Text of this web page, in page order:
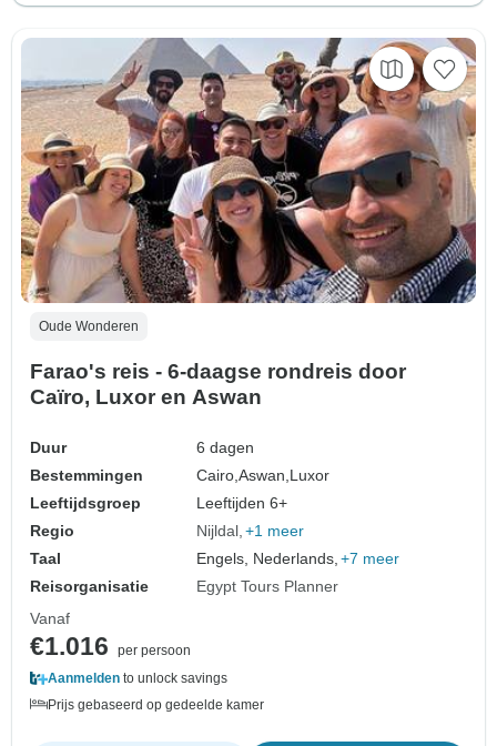
Oude Wonderen
Farao's reis - 6-daagse rondreis door
Caïro, Luxor en Aswan
Duur
6 dagen
Bestemmingen
Cairo,Aswan,Luxor
Leeftijdsgroep
Leeftijden 6+
Regio
Nijldal +1 meer
Taal
Engels, Nederlands, +7 meer
Reisorganisatie
Egypt Tours Planner
Vanaf
€1.016
per persoon
Aanmelden to unlock savings
Prijs gebaseerd op gedeelde kamer